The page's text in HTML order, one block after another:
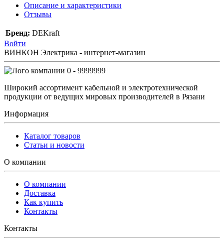
Описание и характеристики
Отзывы
Бренд: DEKraft
Войти
ВИНКОН Электрика - интернет-магазин
0 - 9999999
Широкий ассортимент кабельной и электротехнической
продукции от ведущих мировых производителей в Рязани
Информация
Каталог товаров
Статьи и новости
О компании
О компании
Доставка
Как купить
Контакты
Контакты